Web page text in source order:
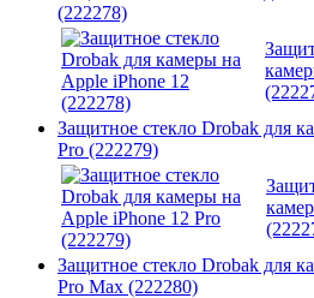
(222278)
Защитное стекло Drobak для
Pro (222279)
Защитное стекло Drobak для
Pro Max (222280)